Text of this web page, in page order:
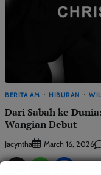
BERITA AM HIBURAN
Dari Sabah ke
Wangian Debut
Jacyntha March 16, 2026